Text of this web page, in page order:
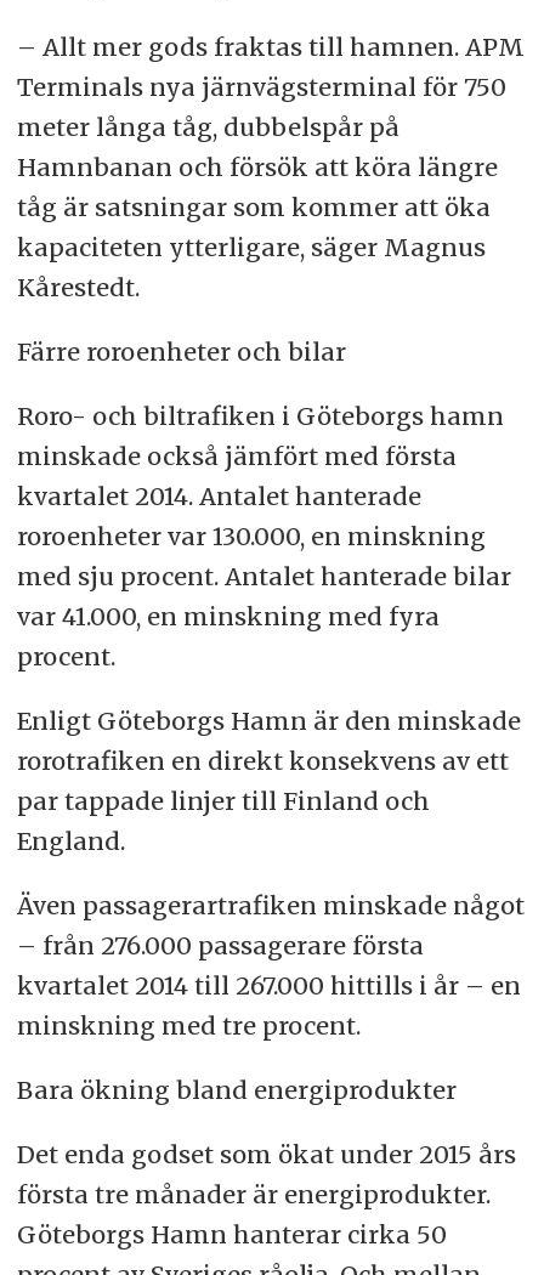
– Allt mer gods fraktas till hamnen. APM
Terminals nya järnvägsterminal för 750
meter långa tåg, dubbelspår på
Hamnbanan och försök att köra längre
tåg är satsningar som kommer att öka
kapaciteten ytterligare, säger Magnus
Kårestedt.
Färre roroenheter och bilar
Roro- och biltrafiken i Göteborgs hamn
minskade också jämfört med första
kvartalet 2014. Antalet hanterade
roroenheter var 130.000, en minskning
med sju procent. Antalet hanterade bilar
var 41.000, en minskning med fyra
procent.
Enligt Göteborgs Hamn är den minskade
rorotrafiken en direkt konsekvens av ett
par tappade linjer till Finland och
England.
Även passagerartrafiken minskade något
– från 276.000 passagerare första
kvartalet 2014 till 267.000 hittills i år – en
minskning med tre procent.
Bara ökning bland energiprodukter
Det enda godset som ökat under 2015 års
första tre månader är energiprodukter.
Göteborgs Hamn hanterar cirka 50